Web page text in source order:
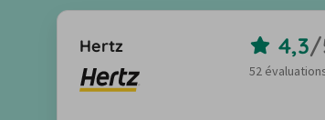
Hertz 4,3/
52